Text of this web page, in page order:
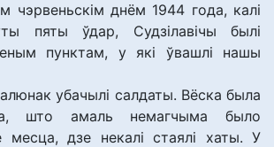
чэрвеньскім днём 1944 года, калі
пяты ўдар, Судзілавічы былі
пунктам, у які ўвашлі нашы
убачылі салдаты. Вёска была
што амаль немагчыма было
месца, дзе некалі стаялі хаты. У